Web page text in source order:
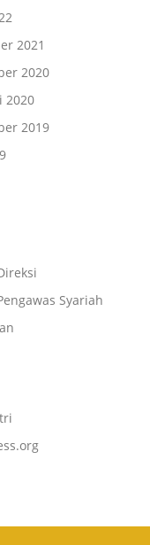
2021
2020
2020
2019
Syariah